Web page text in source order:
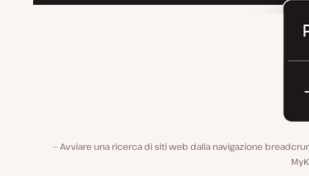
Avviare una ricerca di siti web dalla navigazione